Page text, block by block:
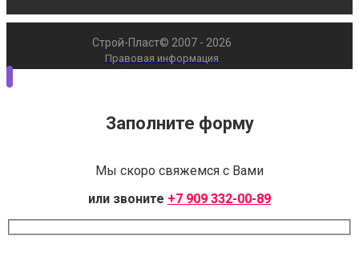
Строй-Пласт© 2007 - 2026
Правовая информация
Заполните форму
Мы скоро свяжемся с Вами
или звоните +7 909 332-00-89